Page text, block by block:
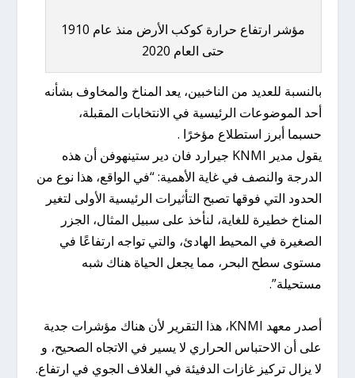
مؤشر ارتفاع حرارة كوكب الأرض منذ عام 1910
حتى العام 2020
بالنسبة للعديد من الناخبين، يعد المناخ والمخاوف بشأنه
أحد الموضوعات الرئيسية في الانتخابات المقبلة،
حسبما أبرز استطلاع مؤخرًا .
يقول مدير KNMI جيرارد فان دير ستينهوفن أن هذه
الدرجة والنصف في غاية الأهمية: “في الواقع، هذا نوع من
الحدود التي فوقها تصبح التأثيرات الرئيسية الأولى لتغير
المناخ خطيرة للغاية، لنأخذ على سبيل المثال، الجزر
الصغيرة في المحيط الهادئ، والتي تواجه ارتفاعًا في
مستوى سطح البحر، مما يجعل الحياة هناك شبه
مستحيلة”.
أصدر معهد KNMI، هذا التقرير لأن هناك مؤشرات جدية
على أن الاحتباس الحراري لا يسير في الاتجاه الصحيح، و
لا يزال تركيز غازات الدفيئة في الغلاف الجوي في ارتفاع.